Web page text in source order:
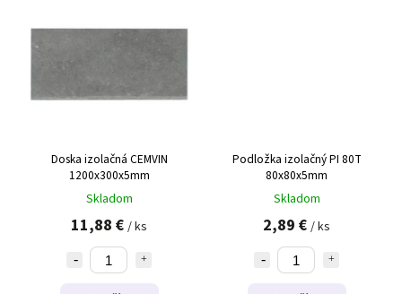
Doska izolačná CEMVIN
1200x300x5mm
Skladom
11,88 € / ks
Podložka izolačný PI 80T
80x80x5mm
Skladom
2,89 € / ks